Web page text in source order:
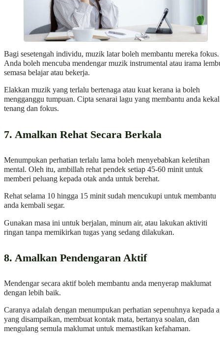
Bagi sesetengah individu, muzik latar boleh membantu mereka fokus.
Anda boleh mencuba mendengar muzik instrumental atau irama
semasa belajar atau bekerja.
Elakkan muzik yang terlalu bertenaga atau kuat kerana ia boleh
mengganggu tumpuan. Cipta senarai lagu yang membantu anda kekal
tenang dan fokus.
7. Amalkan Rehat Secara Berkala
Menumpukan perhatian terlalu lama boleh menyebabkan keletihan
mental. Oleh itu, ambillah rehat pendek setiap 45-60 minit untuk
memberi peluang kepada otak anda untuk berehat.
Rehat selama 10 hingga 15 minit sudah mencukupi untuk membantu
anda kembali segar.
Gunakan masa ini untuk berjalan, minum air, atau lakukan aktiviti
ringan tanpa memikirkan tugas yang sedang dilakukan.
8. Amalkan Pendengaran Aktif
Mendengar secara aktif boleh membantu anda menyerap maklumat
dengan lebih baik.
Caranya adalah dengan menumpukan perhatian sepenuhnya kepada
yang disampaikan, membuat kontak mata, bertanya soalan, dan
mengulang semula maklumat untuk memastikan kefahaman.